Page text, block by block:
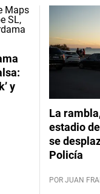
y
La
estadio
se
Policía
POR JUAN